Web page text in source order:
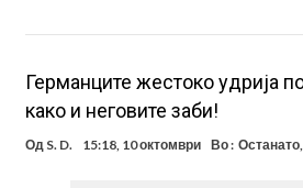
Германците жестоко удрија
како и неговите заби!
Од S. D. 15:18, 10 октомври Во : Останато,